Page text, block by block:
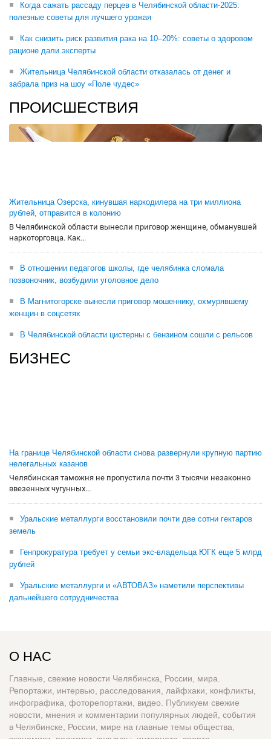
Когда сажать рассаду перцев в Челябинской области-2025:
полезные советы для лучшего урожая
Как снизить риск развития рака на 10–20%: советы о здоровом
рационе дали эксперты
Жительница Челябинской области отказалась от денег и
забрала приз на шоу «Поле чудес»
ПРОИСШЕСТВИЯ
Жительница Озерска, кинувшая наркодилера на три миллиона
рублей, отправится в колонию
В Челябинской области вынесли приговор женщине, обманувшей
наркоторговца. Как...
В отношении педагогов школы, где челябинка сломала
позвоночник, возбудили уголовное дело
В Магнитогорске вынесли приговор мошеннику, охмурявшему
женщин в соцсетях
В Челябинской области цистерны с бензином сошли с рельсов
БИЗНЕС
На границе Челябинской области снова развернули крупную партию
нелегальных казанов
Челябинская таможня не пропустила почти 3 тысячи незаконно
ввезенных чугунных...
Уральские металлурги восстановили почти две сотни гектаров
земель
Генпрокуратура требует у семьи экс-владельца ЮГК еще 5 млрд
рублей
Уральские металлурги и «АВТОВАЗ» наметили перспективы
дальнейшего сотрудничества
О НАС
Главные, свежие новости Челябинска, России, мира.
Репортажи, интервью, расследования, лайфхаки, конфликты,
инфографика, фоторепортажи, видео. Публикуем свежие
новости, мнения и комментарии популярных людей, события
в Челябинске, России, мире на главные темы общества,